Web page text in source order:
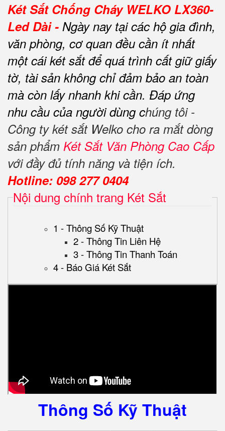
Két Sắt Chống Cháy WELKO LX360-
Led Dài - Ngày nay tại các hộ gia đình,
văn phòng, cơ quan đều cần ít nhất
một cái két sắt để quá trình cất giữ giấy
tờ, tài sản không chỉ đảm bảo an toàn
mà còn lấy nhanh khi cần. Đáp ứng
nhu cầu của người dùng chúng tôi -
Công ty két sắt Welko cho ra mắt dòng
sản phẩm Két Sắt Văn Phòng Cao Cấp
với đầy đủ tính năng và tiện ích.
Hotline: 098 277 0404
Nội dung chính trang Két Sắt
1 - Thông Số Kỹ Thuật
2 - Thông Tin Liên Hệ
3 - Thông Tin Thanh Toán
4 - Báo Giá Két Sắt
Thông Số Kỹ Thuật